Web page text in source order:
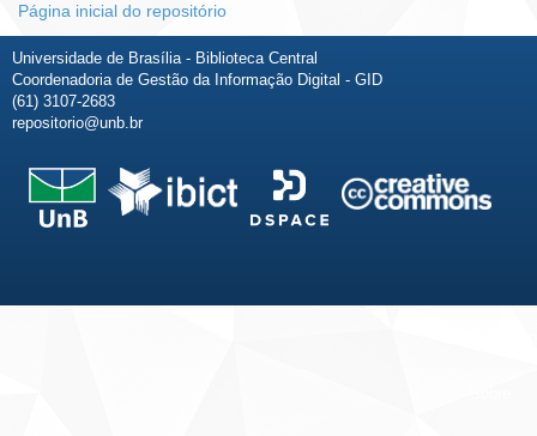
Página inicial do repositório
Universidade de Brasília - Biblioteca Central
Coordenadoria de Gestão da Informação Digital - GID
(61) 3107-2683
repositorio@unb.br